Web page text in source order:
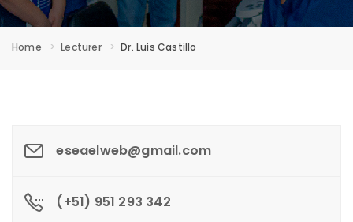
Home Lecturer Dr. Luis Castillo
eseaelweb@gmail.com
(+51) 951 293 342